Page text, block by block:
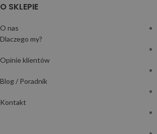
O SKLEPIE
O nas
Dlaczego my?
Opinie klientów
Blog / Poradnik
Kontakt